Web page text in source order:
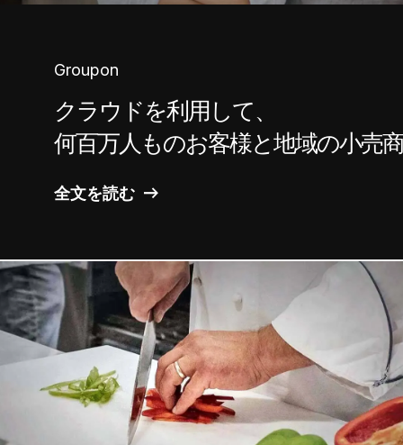
Groupon
クラウドを利用して、
何百万人ものお客様と地域の小売
全文を読む